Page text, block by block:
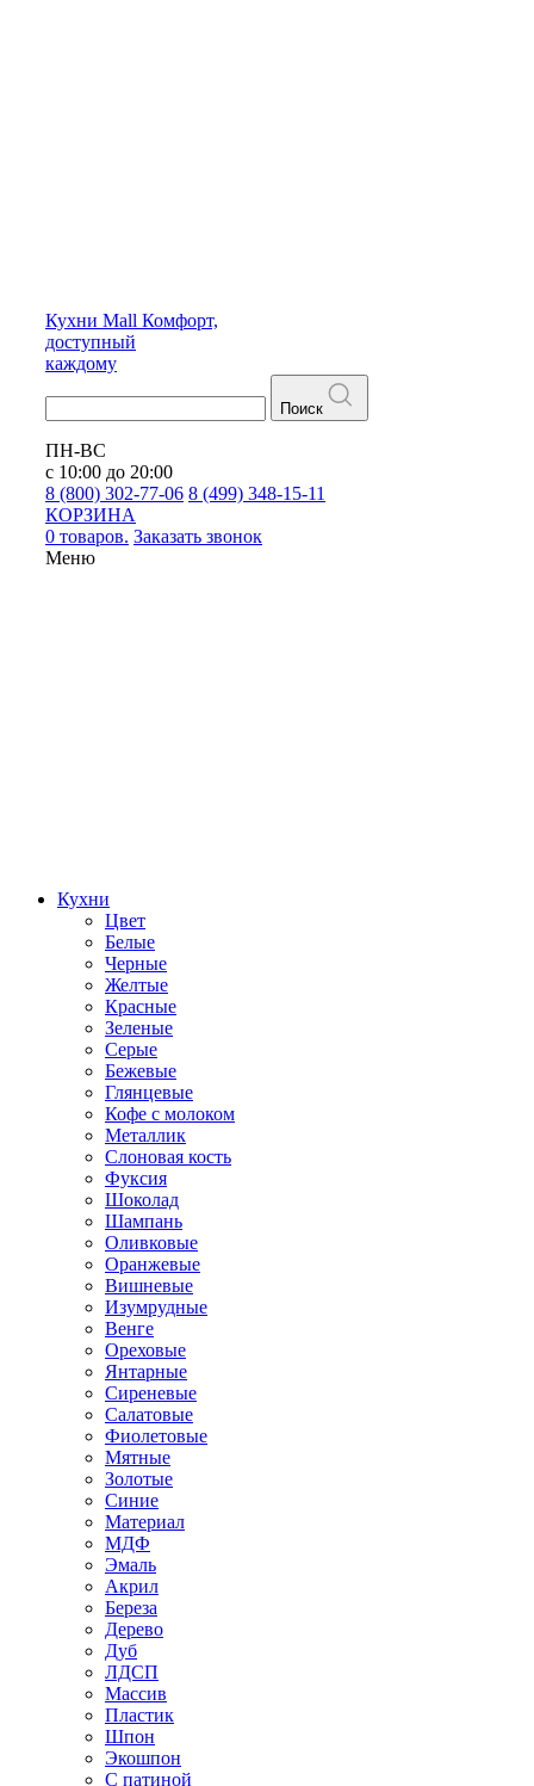
Кухни Mall Комфорт,
доступный
каждому
Поиск
ПН-ВС
с 10:00 до 20:00
8 (800) 302-77-06 8 (499) 348-15-11
КОРЗИНА
0 товаров. Заказать звонок
Меню
Кухни
Цвет
Белые
Черные
Желтые
Красные
Зеленые
Серые
Бежевые
Глянцевые
Кофе с молоком
Металлик
Слоновая кость
Фуксия
Шоколад
Шампань
Оливковые
Оранжевые
Вишневые
Изумрудные
Венге
Ореховые
Янтарные
Сиреневые
Салатовые
Фиолетовые
Мятные
Золотые
Синие
Материал
МДФ
Эмаль
Акрил
Береза
Дерево
Дуб
ЛДСП
Массив
Пластик
Шпон
Экошпон
С патиной